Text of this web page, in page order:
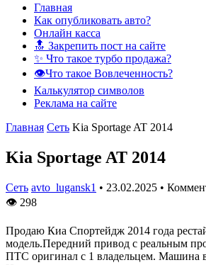
Главная
Как опубликовать авто?
Онлайн касса
🔝 Закрепить пост на сайте
✨ Что такое турбо продажа?
👁️Что такое Вовлеченность?
Калькулятор символов
Реклама на сайте
Главная Сеть Kia Sportage AT 2014
Kia Sportage AT 2014
Сеть avto_lugansk1 • 23.02.2025 •
👁 298
Продаю Киа Спортейдж 2014 года
модель.Передний привод с реальным
ПТС оригинал с 1 владельцем. Машина